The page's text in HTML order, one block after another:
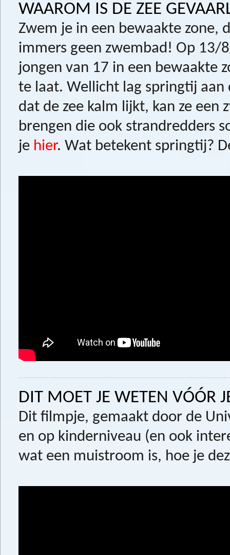
WAAROM IS DE ZEE
Zwem je in een bewaakte zone,
immers geen zwembad! Op 13/
jongen van 17 in een bewaakte
te laat. Wellicht lag springtij aan
dat de zee kalm lijkt, kan ze
brengen die ook strandredders
je hier. Wat betekent springtij?
DIT MOET JE WETEN VÓÓR
Dit filmpje, gemaakt door de
en op kinderniveau (en ook
wat een muistroom is, hoe je